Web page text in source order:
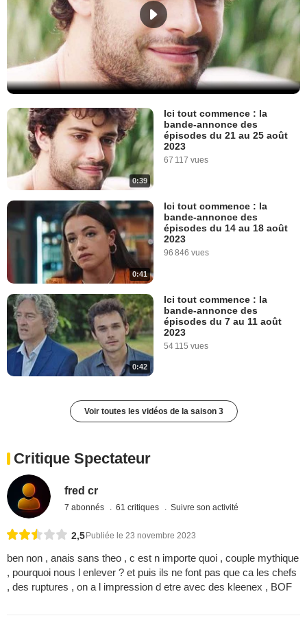
0:39
Ici tout commence : la
bande-annonce des
épisodes du 21 au 25 août
2023
67 117 vues
0:41
Ici tout commence : la
bande-annonce des
épisodes du 14 au 18 août
2023
96 846 vues
0:42
Ici tout commence : la
bande-annonce des
épisodes du 7 au 11 août
2023
54 115 vues
Voir toutes les vidéos de la saison 3
Critique Spectateur
fred cr
7 abonnés 61 critiques Suivre son activité
2,5 Publiée le 23 novembre 2023
ben non , anais sans theo , c est n importe quoi , couple mythique
, pourquoi nous l enlever ? et puis ils ne font pas que ca les chefs
, des ruptures , on a l impression d etre avec des kleenex , BOF